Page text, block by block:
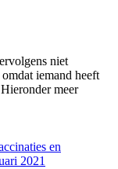
niet
iemand heeft
meer
en
2021